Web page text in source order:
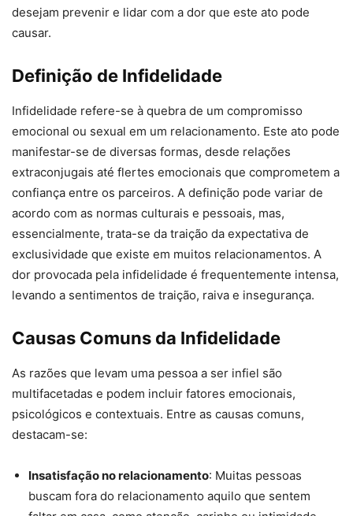
desejam prevenir e lidar com a dor que este ato pode
causar.
Definição de Infidelidade
Infidelidade refere-se à quebra de um compromisso
emocional ou sexual em um relacionamento. Este ato pode
manifestar-se de diversas formas, desde relações
extraconjugais até flertes emocionais que comprometem a
confiança entre os parceiros. A definição pode variar de
acordo com as normas culturais e pessoais, mas,
essencialmente, trata-se da traição da expectativa de
exclusividade que existe em muitos relacionamentos. A
dor provocada pela infidelidade é frequentemente intensa,
levando a sentimentos de traição, raiva e insegurança.
Causas Comuns da Infidelidade
As razões que levam uma pessoa a ser infiel são
multifacetadas e podem incluir fatores emocionais,
psicológicos e contextuais. Entre as causas comuns,
destacam-se:
Insatisfação no relacionamento: Muitas pessoas
buscam fora do relacionamento aquilo que sentem